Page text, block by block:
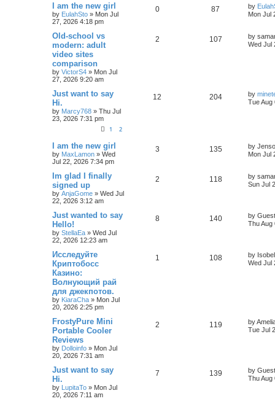
I am the new girl
by EulahSto » Mon Jul
27, 2026 4:18 pm
0 87 by
Mon Jul
Old-school vs
modern: adult
video sites
comparison
by VictorS4 » Mon Jul
27, 2026 9:20 am
2 107 by
Wed Jul
Just want to say
Hi.
by Marcy768 » Thu Jul
23, 2026 7:31 pm
1 2
12 204 by
Tue Aug
I am the new girl
by MaxLamon » Wed
Jul 22, 2026 7:34 pm
3 135 by
Mon Jul
Im glad I finally
signed up
by AnjaGome » Wed Jul
22, 2026 3:12 am
2 118 by
Sun Jul
Just wanted to say
Hello!
by StellaEa » Wed Jul
22, 2026 12:23 am
8 140 by Guest
Thu Aug
Исследуйте
Криптобосс
Казино:
Волнующий рай
для джекпотов.
by KiaraCha » Mon Jul
20, 2026 2:25 pm
1 108 by Isobel
Wed Jul
FrostyPure Mini
Portable Cooler
Reviews
by Dolloinfo » Mon Jul
20, 2026 7:31 am
2 119 by
Tue Jul
Just want to say
Hi.
by LupitaTo » Mon Jul
20, 2026 7:11 am
7 139 by Guest
Thu Aug